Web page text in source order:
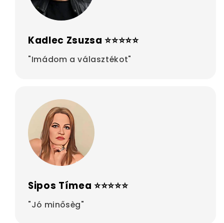
Kadlec Zsuzsa ⭐⭐⭐⭐⭐
"Imádom a választékot"
Sipos Tímea ⭐⭐⭐⭐⭐
"Jó minősèg"